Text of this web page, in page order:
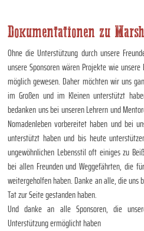
Dokumentationen zu
Ohne die Unterstützung durch unsere
unsere Sponsoren wären Projekte wie
möglich gewesen. Daher möchten wir uns
im Großen und im Kleinen unterstützt
bedanken uns bei unseren Lehrern und
Nomadenleben vorbereitet haben und bei
unterstützt haben und bis heute
ungewöhnlichen Lebensstil oft einiges zu
bei allen Freunden und Weggefährten, die
weitergeholfen haben. Danke an alle, die
Tat zur Seite gestanden haben.
Und danke an alle Sponsoren, die
Unterstützung ermöglicht haben